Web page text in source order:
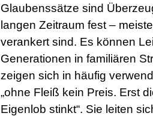
Glaubenssätze sind
langen Zeitraum fest –
verankert sind. Es können
Generationen in familiären
zeigen sich in häufig
„ohne Fleiß kein Preis. Erst
Eigenlob stinkt“. Sie leiten